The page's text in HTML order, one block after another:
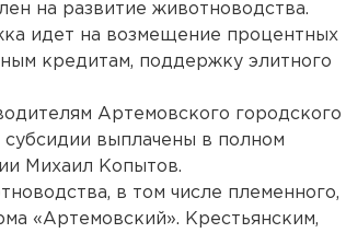
на развитие животноводства.
идет на возмещение процентных
кредитам, поддержку элитного
Артемовского городского
субсидии выплачены в полном
Михаил Копытов.
в том числе племенного,
«Артемовский». Крестьянским,